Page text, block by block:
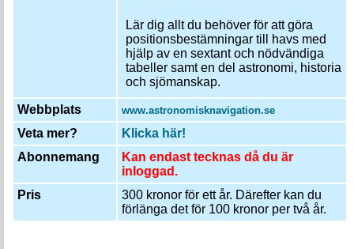
Lär dig allt du behöver för att göra
positionsbestämningar till havs med
hjälp av en sextant och nödvändiga
tabeller samt en del astronomi, historia
och sjömanskap.
Webbplats www.astronomisknavigation.se
Veta mer?
Klicka här!
Abonnemang
Kan endast tecknas då du är
inloggad.
Pris
300 kronor för ett år. Därefter kan du
förlänga det för 100 kronor per två år.